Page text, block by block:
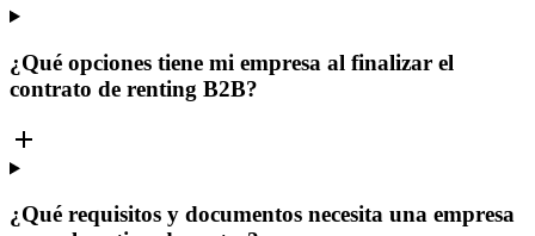
¿Qué opciones tiene mi empresa al finalizar el
contrato de renting B2B?
¿Qué requisitos y documentos necesita una empresa